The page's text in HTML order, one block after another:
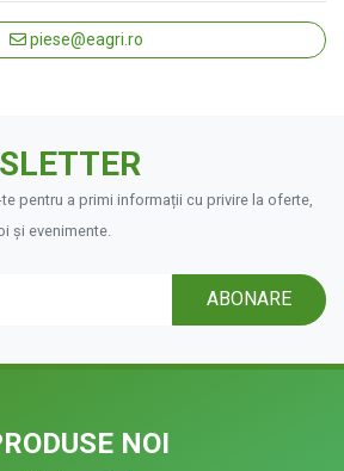
piese@eagri.ro
pentru a primi informații cu privire la oferte,
și evenimente.
ABONARE
NOI